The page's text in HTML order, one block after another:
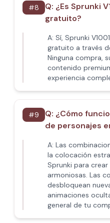
#8 Q: ¿Es Sprunki
gratuito?
A: Sí, Sprunki
gratuito a través
Ninguna compra,
contenido
experiencia
#9 Q: ¿Cómo
de personajes
A: Las
la colocación
Sprunki para
armoniosas. Las
desbloquean
animaciones
general de tu